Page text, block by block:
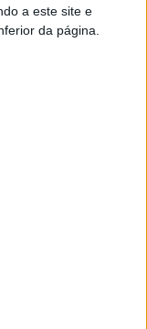
a este site e
da página.